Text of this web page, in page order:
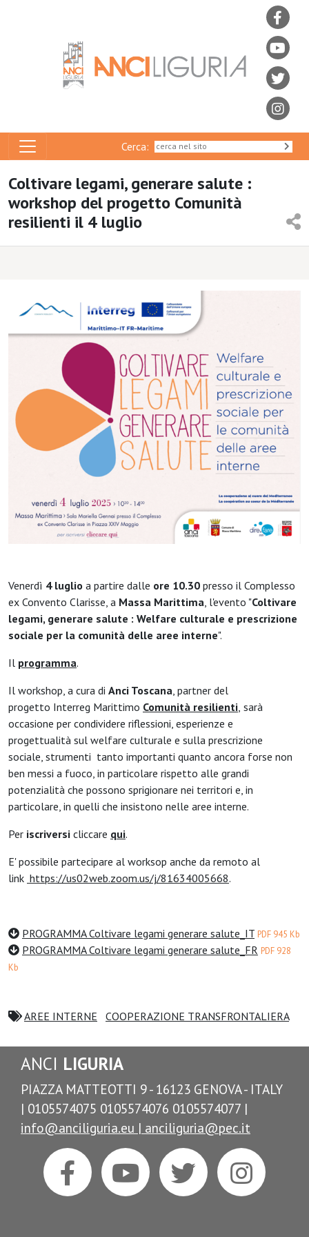
Cerca:
Coltivare legami, generare salute :
workshop del progetto Comunità
resilienti il 4 luglio
Venerdì 4 luglio a partire dalle ore 10.30 presso il Complesso
ex Convento Clarisse, a Massa Marittima , l'evento "Coltivare
legami, generare salute : Welfare culturale e prescrizione
sociale per la comunità delle aree interne".
Il programma.
Il workshop, a cura di Anci Toscana , partner del
progetto Interreg Marittimo Comunità resilienti sarà
occasione per condividere riflessioni, esperienze e
progettualità sul welfare culturale e sulla prescrizione
sociale, strumenti tanto importanti quanto ancora forse non
ben messi a fuoco, in particolare rispetto alle grandi
potenzialità che possono sprigionare nei territori e, in
particolare, in quelli che insistono nelle aree interne.
Per iscriversi cliccare qui.
E' possibile partecipare al worksop anche da remoto al
link https://us02web.zoom.us/j/81634005668.
PROGRAMMA Coltivare legami generare salute_IT PDF 945 Kb
PROGRAMMA Coltivare legami generare salute_FR PDF 928
Kb
AREE INTERNE COOPERAZIONE TRANSFRONTALIERA
ANCI LIGURIA
PIAZZA MATTEOTTI 9 - 16123 GENOVA - ITALY
| 0105574075 0105574076 0105574077 |
info@anciliguria.eu | anciliguria@pec.it